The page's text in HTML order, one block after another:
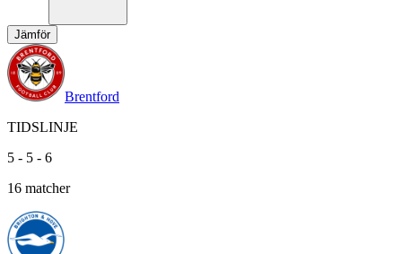
Jämför
Brentford
TIDSLINJE
5 - 5 - 6
16 matcher